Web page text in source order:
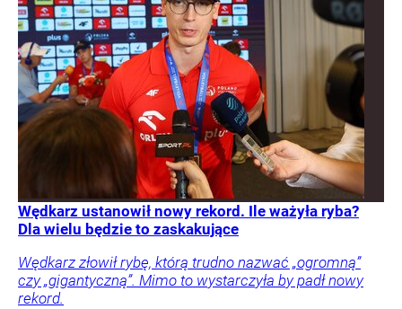
Wędkarz ustanowił nowy rekord. Ile ważyła ryba?
Dla wielu będzie to zaskakujące
Wędkarz złowił rybę, którą trudno nazwać „ogromną”
czy „gigantyczną”. Mimo to wystarczyła by padł nowy
rekord.